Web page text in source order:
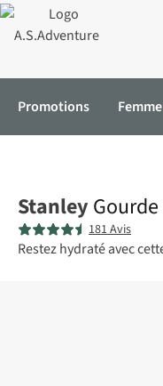
Promotions Femme
Stanley
181 Avis
Restez hydraté avec